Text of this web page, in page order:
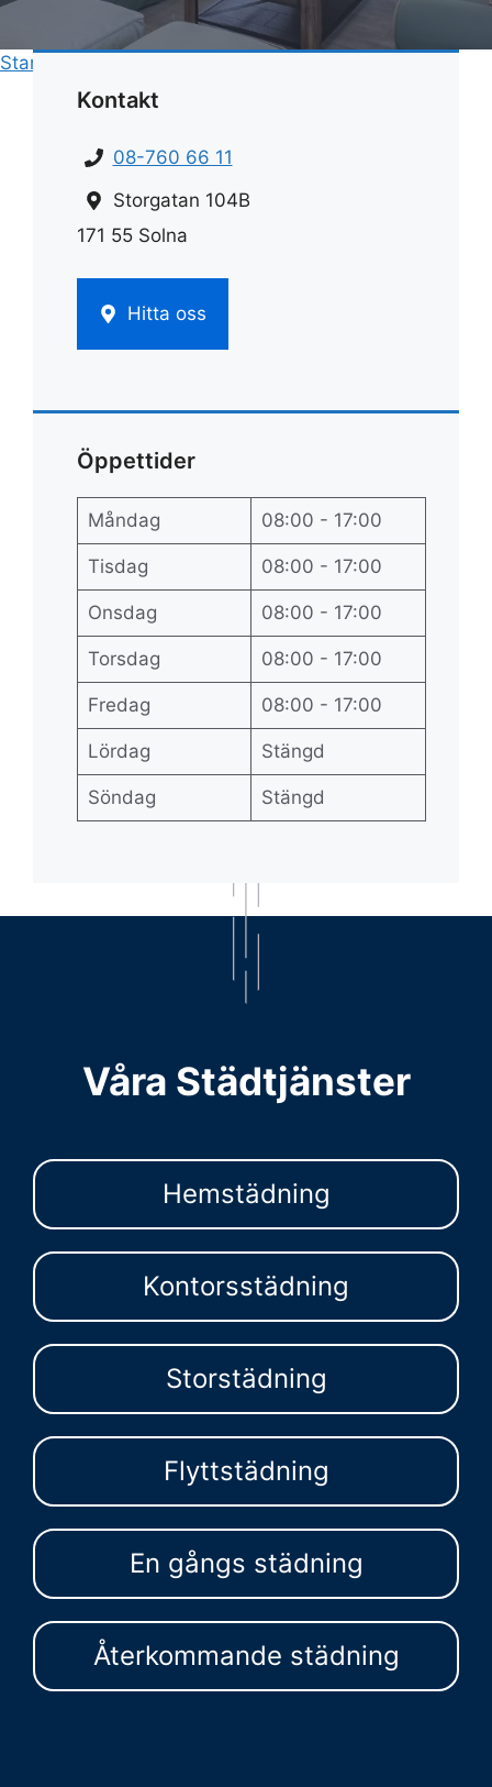
Start
Kontakt
08-760 66 11
Storgatan 104B
171 55 Solna
Hitta oss
Öppettider
Måndag 08:00 - 17:00
Tisdag 08:00 - 17:00
Onsdag 08:00 - 17:00
Torsdag 08:00 - 17:00
Fredag 08:00 - 17:00
Lördag Stängd
Söndag Stängd
Våra Städtjänster
Hemstädning
Kontorsstädning
Storstädning
Flyttstädning
En gångs städning
Återkommande städning